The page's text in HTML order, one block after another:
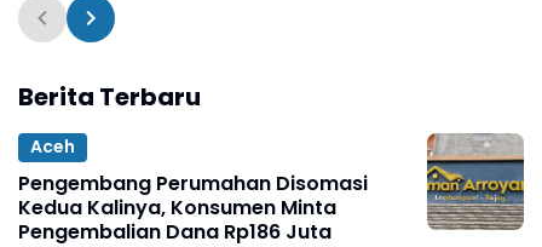
Berita Terbaru
Aceh
Pengembang Perumahan Disomasi
Kedua Kalinya, Konsumen Minta
Pengembalian Dana Rp186 Juta